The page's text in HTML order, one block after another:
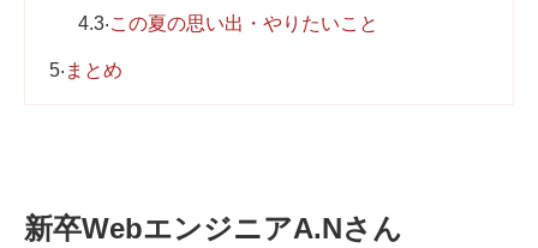
4.3この夏の思い出・やりたいこと
5まとめ
新卒WebエンジニアA.Nさん